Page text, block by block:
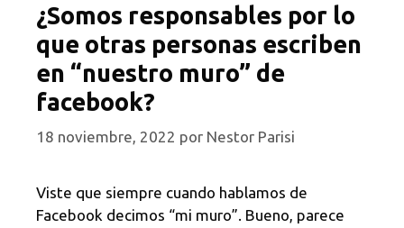
¿Somos responsables por lo
que otras personas escriben
en “nuestro muro” de
facebook?
18 noviembre, 2022 por Nestor Parisi
Viste que siempre cuando hablamos de
Facebook decimos “mi muro”. Bueno, parece